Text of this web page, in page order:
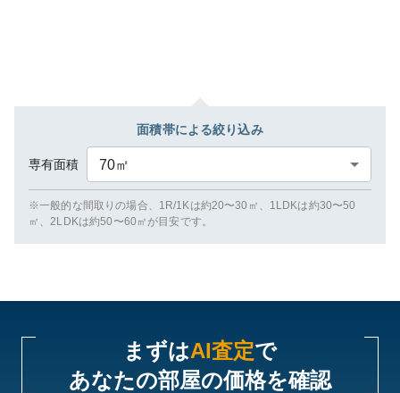
面積帯による絞り込み
専有面積 70㎡
※一般的な間取りの場合、1R/1Kは約20〜30㎡、1LDKは約30〜50
㎡、2LDKは約50〜60㎡が目安です。
まずはAI査定で
あなたの部屋の価格を確認